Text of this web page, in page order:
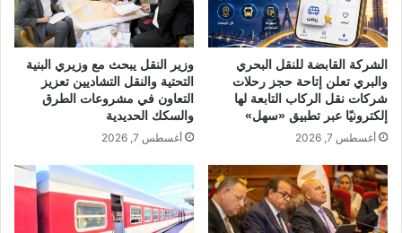
الشركة القابضة للنقل البحري
والبري تعلن إتاحة حجز رحلات
شركات نقل الركاب التابعة لها
إلكترونيًا عبر تطبيق «سهل»
أغسطس 7, 2026
وزير النقل يبحث مع وزيري البنية
التحتية والنقل التشاديين تعزيز
التعاون في مشروعات الطرق
والسكك الحديدية
أغسطس 7, 2026